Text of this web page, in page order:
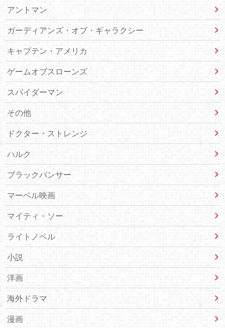
アントマン
ガーディアンズ・オブ・ギャラクシー
キャプテン・アメリカ
ゲームオブスローンズ
スパイダーマン
その他
ドクター・ストレンジ
ハルク
ブラックパンサー
マーベル映画
マイティ・ソー
ライトノベル
小説
洋画
海外ドラマ
漫画